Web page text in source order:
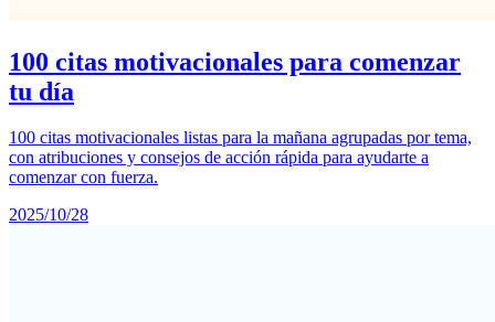
100 citas motivacionales para comenzar
tu día
100 citas motivacionales listas para la mañana agrupadas por tema,
con atribuciones y consejos de acción rápida para ayudarte a
comenzar con fuerza.
2025/10/28